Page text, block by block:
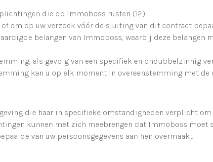
die op Immoboss rusten (12.).
om op uw verzoek vóór de sluiting van dit contract
belangen van Immoboss, waarbij deze belangen
als gevolg van een specifiek en ondubbelzinnig
kan u op elk moment in overeenstemming met de
die haar in specifieke omstandigheden verplicht
kunnen met zich meebrengen dat Immoboss moet
van uw persoonsgegevens aan hen overmaakt.